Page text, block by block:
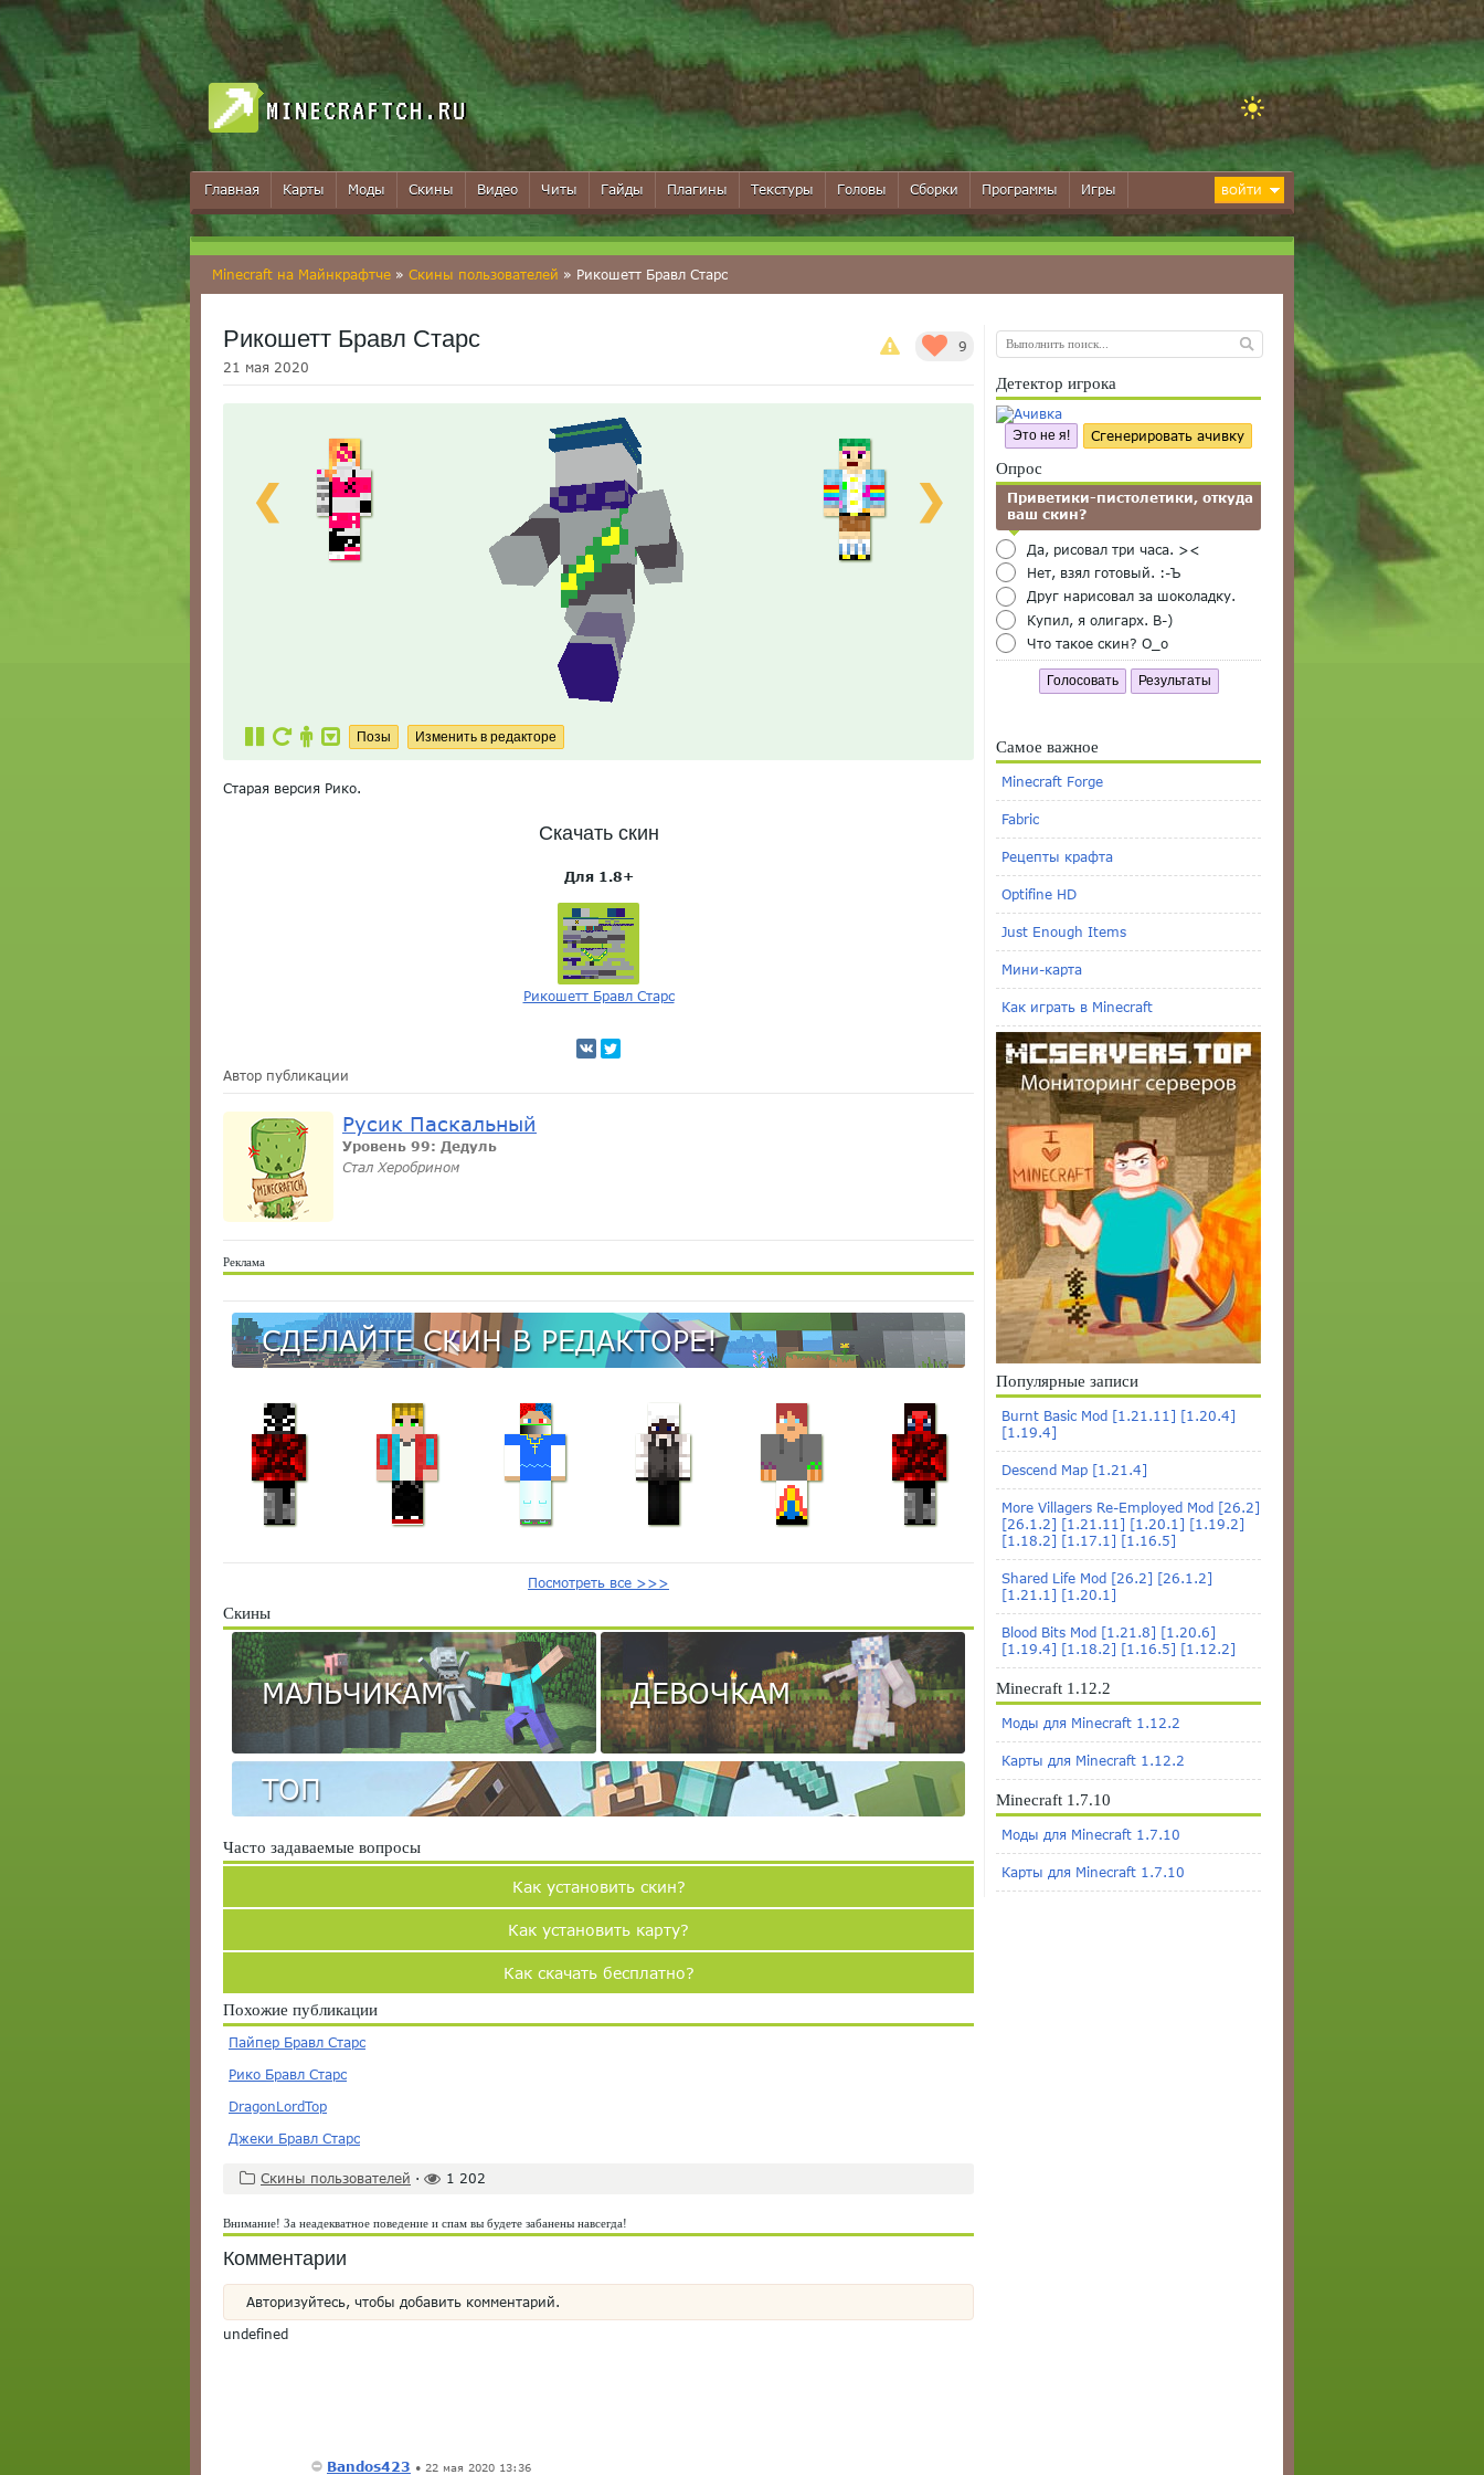
MINECRAFTCH.RU
Главная Карты Моды Скины Видео Читы Гайды Плагины Текстуры Головы Сборки Программы Игры ВОЙТИ
Minecraft на Майнкрафтче » Скины пользователей » Рикошетт Бравл Старс
9
Рикошетт Бравл Старс
21 мая 2020
❮ ❯
Старая версия Рико.
Скачать скин
Для 1.8+
Рикошетт Бравл Старс
Автор публикации
Русик Паскальный
Уровень 99: Дедуль
Стал Херобрином
Реклама
СДЕЛАЙТЕ СКИН В РЕДАКТОРЕ!
Посмотреть все >>>
Скины
МАЛЬЧИКАМ ДЕВОЧКАМ
ТОП
Часто задаваемые вопросы
Как установить скин?
Как установить карту?
Как скачать бесплатно?
Похожие публикации
Пайпер Бравл Старс
Рико Бравл Старс
DragonLordTop
Джеки Бравл Старс
Скины пользователей · 1 202
Внимание! За неадекватное поведение и спам вы будете забанены навсегда!
Комментарии
Авторизуйтесь, чтобы добавить комментарий.
undefined
Bandos423 • 22 мая 2020 13:36
Детектор игрока
Это не я! Сгенерировать ачивку
Опрос
Приветики-пистолетики, откуда
ваш скин?
Да, рисовал три часа. ><
Нет, взял готовый. :-Ъ
Друг нарисовал за шоколадку.
Купил, я олигарх. B-)
Что такое скин? O_o
Голосовать Результаты
Самое важное
Minecraft Forge
Fabric
Рецепты крафта
Optifine HD
Just Enough Items
Мини-карта
Как играть в Minecraft
Популярные записи
Burnt Basic Mod [1.21.11] [1.20.4]
[1.19.4]
Descend Map [1.21.4]
More Villagers Re-Employed Mod [26.2]
[26.1.2] [1.21.11] [1.20.1] [1.19.2]
[1.18.2] [1.17.1] [1.16.5]
Shared Life Mod [26.2] [26.1.2]
[1.21.1] [1.20.1]
Blood Bits Mod [1.21.8] [1.20.6]
[1.19.4] [1.18.2] [1.16.5] [1.12.2]
Minecraft 1.12.2
Моды для Minecraft 1.12.2
Карты для Minecraft 1.12.2
Minecraft 1.7.10
Моды для Minecraft 1.7.10
Карты для Minecraft 1.7.10